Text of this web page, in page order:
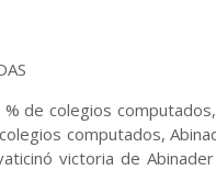
% de colegios
computados,
victoria de